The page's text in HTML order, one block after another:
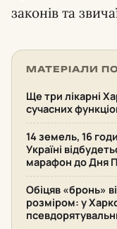
законів та
МАТЕРІАЛИ
Ще три лікарні
сучасних
14 земель, 16
Україні
марафон до Дня
Обіцяв «бронь»
розміром: у